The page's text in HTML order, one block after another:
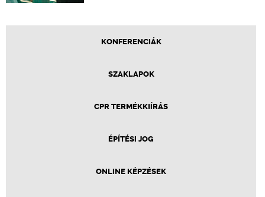
KONFERENCIÁK
SZAKLAPOK
CPR TERMÉKKIÍRÁS
ÉPÍTÉSI JOG
ONLINE KÉPZÉSEK